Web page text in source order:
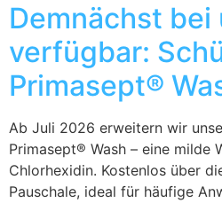
Demnächst bei
verfügbar:
Primasept®
Ab Juli 2026 erweitern wir
Primasept® Wash – eine milde
Chlorhexidin. Kostenlos über
Pauschale, ideal für häufige